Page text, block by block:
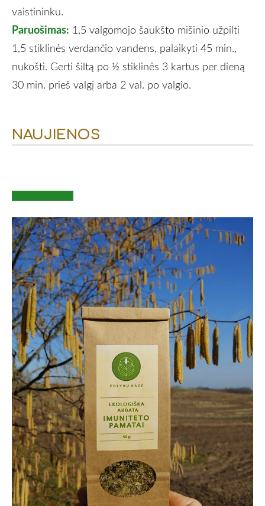
NAUJIENOS
vaistininku.
Paruošimas: 1,5 valgomojo šaukšto mišinio užpilti
1,5 stiklinės verdančio vandens, palaikyti 45 min.,
nukošti. Gerti šiltą po ½ stiklinės 3 kartus per dieną
30 min. prieš valgį arba 2 val. po valgio.